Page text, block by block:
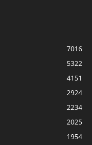
7016
5322
4151
2924
2234
2025
1954